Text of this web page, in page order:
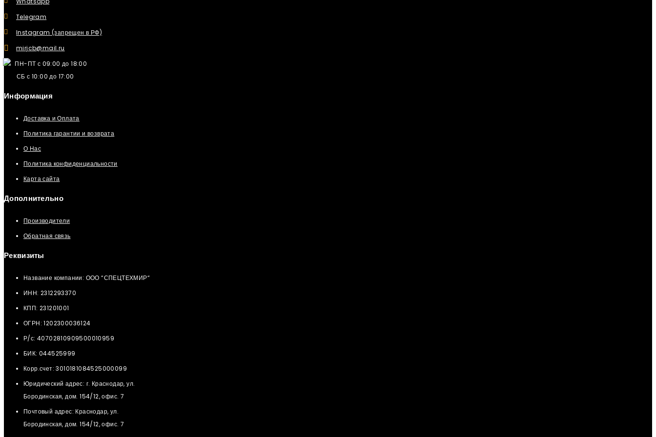
Telegram
Instagram (запрещен в РФ)
mirjcb@mail.ru
ПН-ПТ с 09:00 до 18:00
СБ с 10:00 до 17:00
Информация
Доставка и Оплата
Политика гарантии и возврата
О Нас
Политика конфиденциальности
Карта сайта
Дополнительно
Производители
Обратная связь
Реквизиты
Название компании: ООО “СПЕЦТЕХМИР“
ИНН: 2312293370
КПП: 231201001
ОГРН: 1202300036124
Р/с: 40702810909500010959
БИК: 044525999
Корр.счет: 3010181084525000099
Юридический адрес: г. Краснодар, ул.
Бородинская, дом. 154/12, офис. 7
Почтовый адрес: Краснодар, ул.
Бородинская, дом. 154/12, офис. 7